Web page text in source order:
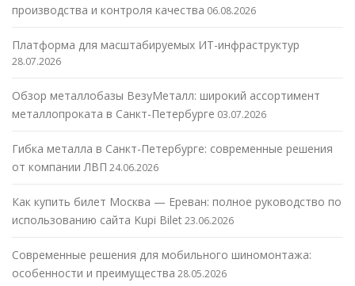
производства и контроля качества 06.08.2026
Платформа для масштабируемых ИТ-инфраструктур
28.07.2026
Обзор металлобазы ВезуМеталл: широкий ассортимент
металлопроката в Санкт-Петербурге 03.07.2026
Гибка металла в Санкт-Петербурге: современные решения
от компании ЛВП 24.06.2026
Как купить билет Москва — Ереван: полное руководство по
использованию сайта Kupi Bilet23.06.2026
Современные решения для мобильного шиномонтажа:
особенности и преимущества 28.05.2026